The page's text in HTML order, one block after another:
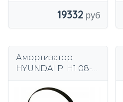
19332
Амортизатор
HYUNDAI P. H1 08-